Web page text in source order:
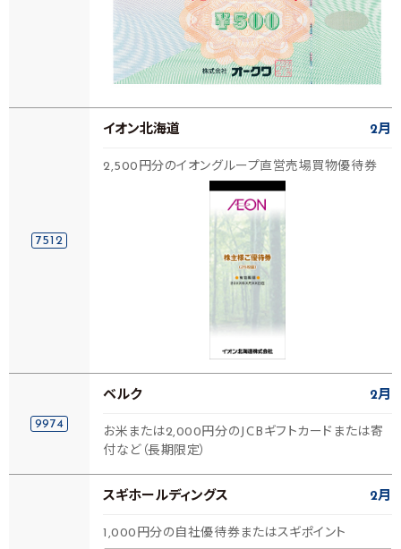
7512
イオン北海道 2月
2,500円分のイオングループ直営売場買物優待券
9974
ベルク 2月
お米または2,000円分のJCBギフトカードまたは寄
付など（長期限定）
スギホールディングス 2月
1,000円分の自社優待券またはスギポイント